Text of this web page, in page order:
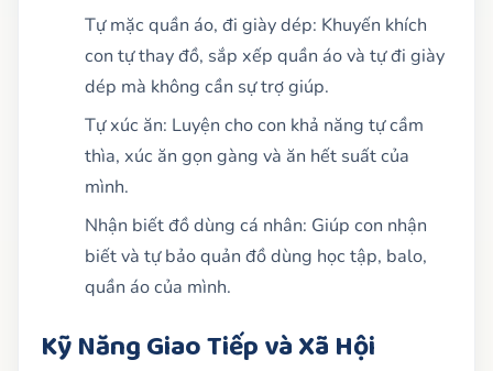
Tự mặc quần áo, đi giày dép: Khuyến khích
con tự thay đồ, sắp xếp quần áo và tự đi giày
dép mà không cần sự trợ giúp.
Tự xúc ăn: Luyện cho con khả năng tự cầm
thìa, xúc ăn gọn gàng và ăn hết suất của
mình.
Nhận biết đồ dùng cá nhân: Giúp con nhận
biết và tự bảo quản đồ dùng học tập, balo,
quần áo của mình.
Kỹ Năng Giao Tiếp và Xã Hội